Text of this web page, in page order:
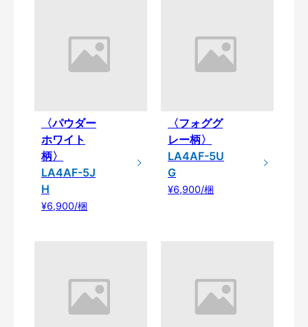
〈パウダー
ホワイト
柄〉
LA4AF-5J
H
¥6,900/梱
〈フォググ
レー柄〉
LA4AF-5U
G
¥6,900/梱